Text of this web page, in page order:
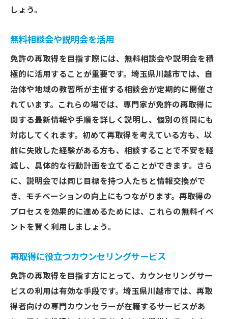
しょう。
無料相談会や説明会を活用
免許の再取得を目指す際には、無料相談会や説明会を積
極的に活用することが重要です。埼玉県川越市では、自
治体や地域の教習所が主催する相談会が定期的に開催さ
れています。これらの場では、専門家が免許の再取得に
関する最新情報や手順を詳しく説明し、個別の質問にも
対応してくれます。初めて再取得を考えている方も、以
前に失敗した経験がある方も、相談することで不安を軽
減し、具体的な行動計画を立てることができます。さら
に、説明会では同じ目標を持つ人たちと情報交換がで
き、モチベーションの向上にもつながります。再取得の
プロセスを効果的に進めるためには、これらの無料イベ
ントを賢く利用しましょう。
再取得に役立つカウンセリングサービス
免許の再取得を目指す方にとって、カウンセリングサー
ビスの利用は有効な手段です。埼玉県川越市では、再取
得者向けの専門カウンセラーが在籍するサービスがあ